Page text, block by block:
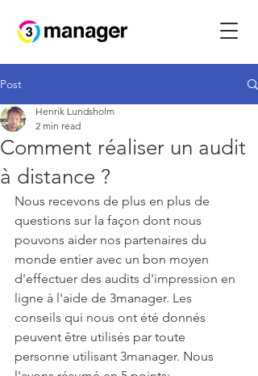
Post
Comment réaliser un audit
à distance ?
Henrik Lundsholm
2 min read
Nous recevons de plus en plus de
questions sur la façon dont nous
pouvons aider nos partenaires du
monde entier avec un bon moyen
d'effectuer des audits d'impression en
ligne à l'aide de 3manager. Les
conseils qui nous ont été donnés
peuvent être utilisés par toute
personne utilisant 3manager. Nous